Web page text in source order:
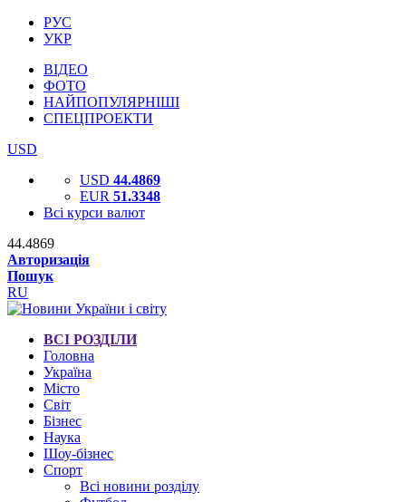
РУС
УКР
ВІДЕО
ФОТО
НАЙПОПУЛЯРНІШІ
СПЕЦПРОЕКТИ
USD
USD 44.4869
EUR 51.3348
Всі курси валют
44.4869
Авторизація
Пошук
RU
ВСІ РОЗДІЛИ
Головна
Україна
Місто
Світ
Бізнес
Наука
Шоу-бізнес
Спорт
Всі новини розділу